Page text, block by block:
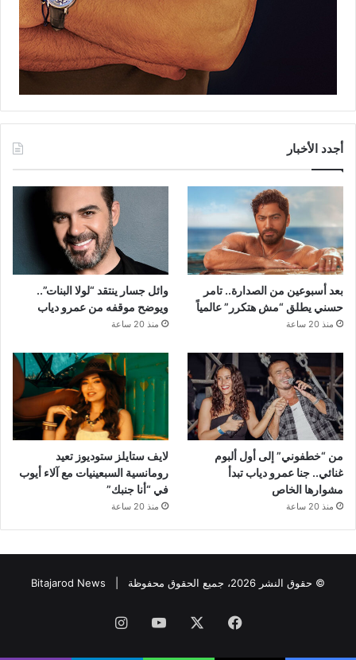
أجدد الأخبار
بعد أسبوعين من الصدارة.. تامر
حسني يطلق “مش هتكرر” عالمياً
منذ 20 ساعة
وائل جسار ينتقد “لولا البنات”..
ويوضح موقفه من عمرو دياب
منذ 20 ساعة
من “خطفوني” إلى أول ألبوم
غنائي.. جنا عمرو دياب تبدأ
مشوارها الخاص
منذ 20 ساعة
لايف ستايلز ستوديوز تعيد
رومانسية السبعينيات مع آلاء أيوب
في “أنا جنبك”
منذ 20 ساعة
© حقوق النشر 2026، جميع الحقوق محفوظة | Bitajarod News
فيسبوك ‫YouTubeانستقرام